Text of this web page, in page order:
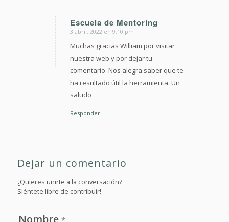
Escuela de Mentoring
Dice:
3 abril, 2022 en 9:10 pm
Muchas gracias William por visitar
nuestra web y por dejar tu
comentario. Nos alegra saber que te
ha resultado útil la herramienta. Un
saludo
Responder
Dejar un comentario
¿Quieres unirte a la conversación?
Siéntete libre de contribuir!